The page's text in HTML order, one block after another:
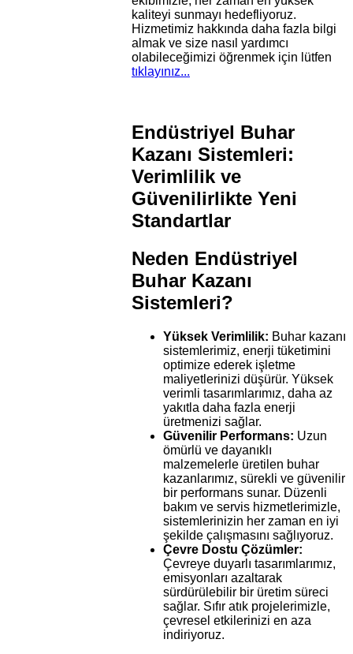
kaliteyi sunmayı hedefliyoruz.
Hizmetimiz hakkında daha fazla bilgi
almak ve size nasıl yardımcı
olabileceğimizi öğrenmek için lütfen
tıklayınız...
Endüstriyel Buhar
Kazanı Sistemleri:
Verimlilik ve
Güvenilirlikte Yeni
Standartlar
Neden Endüstriyel
Buhar Kazanı
Sistemleri?
Yüksek Verimlilik: Buhar kazanı
sistemlerimiz, enerji tüketimini
optimize ederek işletme
maliyetlerinizi düşürür. Yüksek
verimli tasarımlarımız, daha az
yakıtla daha fazla enerji
üretmenizi sağlar.
Güvenilir Performans: Uzun
ömürlü ve dayanıklı
malzemelerle üretilen buhar
kazanlarımız, sürekli ve güvenilir
bir performans sunar. Düzenli
bakım ve servis hizmetlerimizle,
sistemlerinizin her zaman en iyi
şekilde çalışmasını sağlıyoruz.
Çevre Dostu Çözümler:
Çevreye duyarlı tasarımlarımız,
emisyonları azaltarak
sürdürülebilir bir üretim süreci
sağlar. Sıfır atık projelerimizle,
çevresel etkilerinizi en aza
indiriyoruz.